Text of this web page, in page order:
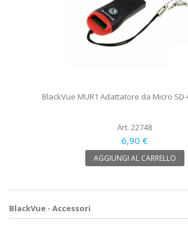
BlackVue MUR1 Adattatore da Micro
Art. 22748
6,90 €
AGGIUNGI AL CARRELLO
BlackVue - Accessori